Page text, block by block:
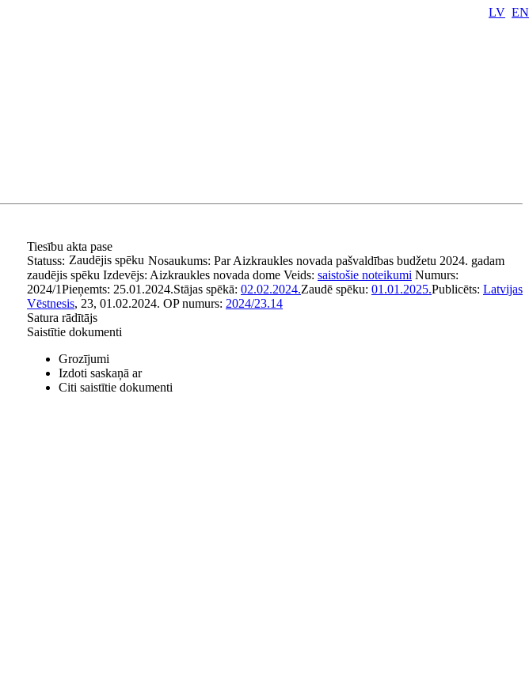
LV EN
Tiesību akta pase
Nosaukums: Par Aizkraukles novada pašvaldības budžetu 2024. gadam
Statuss: Zaudējis spēku
zaudējis spēku Izdevējs: Aizkraukles novada dome Veids: saistošie noteikumi Numurs:
2024/1Pieņemts: 25.01.2024.Stājas spēkā: 02.02.2024.Zaudē spēku: 01.01.2025.Publicēts: Latvijas
Vēstnesis, 23, 01.02.2024. OP numurs: 2024/23.14
Satura rādītājs
Saistītie dokumenti
Grozījumi
Izdoti saskaņā ar
Citi saistītie dokumenti